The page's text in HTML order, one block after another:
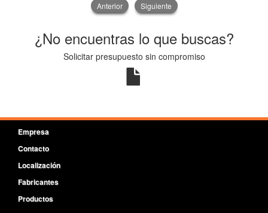
Anterior Siguiente
¿No encuentras lo que buscas?
Solicitar presupuesto sin compromiso
Empresa
Contacto
Localización
Fabricantes
Productos